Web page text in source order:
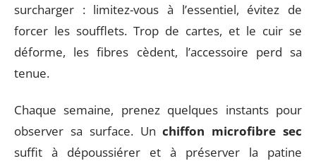
surcharger : limitez-vous à l’essentiel, évitez de
forcer les soufflets. Trop de cartes, et le cuir se
déforme, les fibres cèdent, l’accessoire perd sa
tenue.
Chaque semaine, prenez quelques instants pour
observer sa surface. Unchiffon microfibre sec
suffit à dépoussiérer et à préserver la patine